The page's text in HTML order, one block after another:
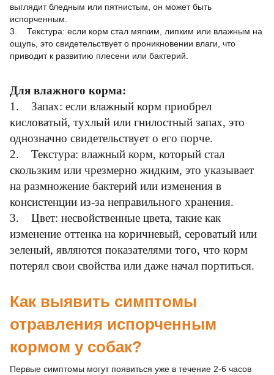
выглядит бледным или пятнистым, он может быть
испорченным.
3. Текстура: если корм стал мягким, липким или влажным на
ощупь, это свидетельствует о проникновении влаги, что
приводит к развитию плесени или бактерий.
Для влажного корма:
1. Запах: если влажный корм приобрел
кисловатый, тухлый или гнилостный запах, это
однозначно свидетельствует о его порче.
2. Текстура: влажный корм, который стал
скользким или чрезмерно жидким, это указывает
на размножение бактерий или изменения в
консистенции из-за неправильного хранения.
3. Цвет: несвойственные цвета, такие как
изменение оттенка на коричневый, сероватый или
зеленый, являются показателями того, что корм
потерял свои свойства или даже начал портиться.
Как выявить симптомы
отравления испорченным
кормом у собак?
Первые симптомы могут появиться уже в течение 2-6 часов